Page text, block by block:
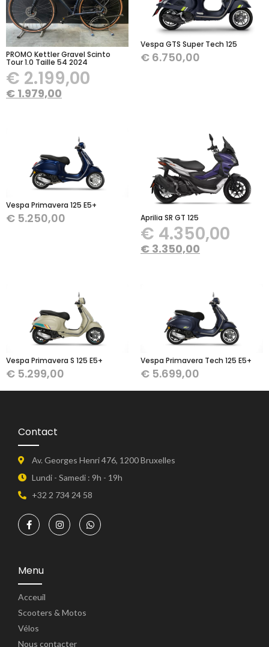
PROMO Kettler Gravel Scinto
Tour 1.0 Taille 54 2024
€ 2.199,00
€ 1.979,00
Vespa GTS Super Tech 125
€ 6.750,00
Vespa Primavera 125 E5+
€ 5.250,00 Aprilia SR GT 125
€ 4.350,00
€ 3.350,00
Vespa Primavera S 125 E5+
€ 5.299,00
Vespa Primavera Tech 125 E5+
€ 5.699,00
Contact
Av. Georges Henri 476, 1200 Bruxelles
Lundi - Samedi : 9h - 19h
+32 2 734 24 58
Menu
Acceuil
Scooters & Motos
Vélos
Nous contacter